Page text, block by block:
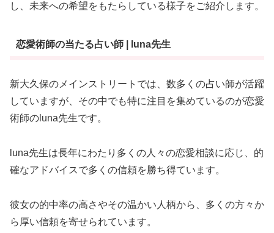
し、未来への希望をもたらしている様子をご紹介します。
恋愛術師の当たる占い師 | luna先生
新大久保のメインストリートでは、数多くの占い師が活躍
していますが、その中でも特に注目を集めているのが恋愛
術師のluna先生です。
luna先生は長年にわたり多くの人々の恋愛相談に応じ、的
確なアドバイスで多くの信頼を勝ち得ています。
彼女の的中率の高さやその温かい人柄から、多くの方々か
ら厚い信頼を寄せられています。